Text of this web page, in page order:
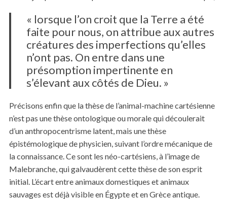
« lorsque l’on croit que la Terre a été
faite pour nous, on attribue aux autres
créatures des imperfections qu’elles
n’ont pas. On entre dans une
présomption impertinente en
s’élevant aux côtés de Dieu. »
Précisons enfin que la thèse de l’animal-machine cartésienne
n’est pas une thèse ontologique ou morale qui découlerait
d’un anthropocentrisme latent, mais une thèse
épistémologique de physicien, suivant l’ordre mécanique de
la connaissance. Ce sont les néo-cartésiens, à l’image de
Malebranche, qui galvaudèrent cette thèse de son esprit
initial. L’écart entre animaux domestiques et animaux
sauvages est déjà visible en Égypte et en Grèce antique.